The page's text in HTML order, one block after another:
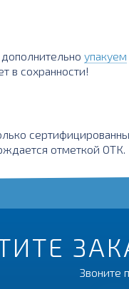
упакуем
в сохранности!
отметкой ОТК.
Звоните